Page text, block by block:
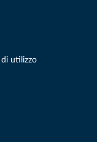
di utilizzo